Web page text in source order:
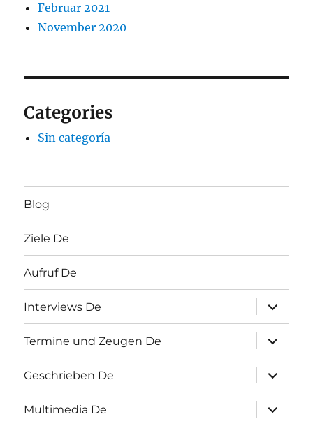
Februar 2021
November 2020
Categories
Sin categoría
Blog
Ziele De
Aufruf De
Interviews De
öffnen
Termine und Zeugen De
öffnen
Geschrieben De
öffnen
Multimedia De
öffnen